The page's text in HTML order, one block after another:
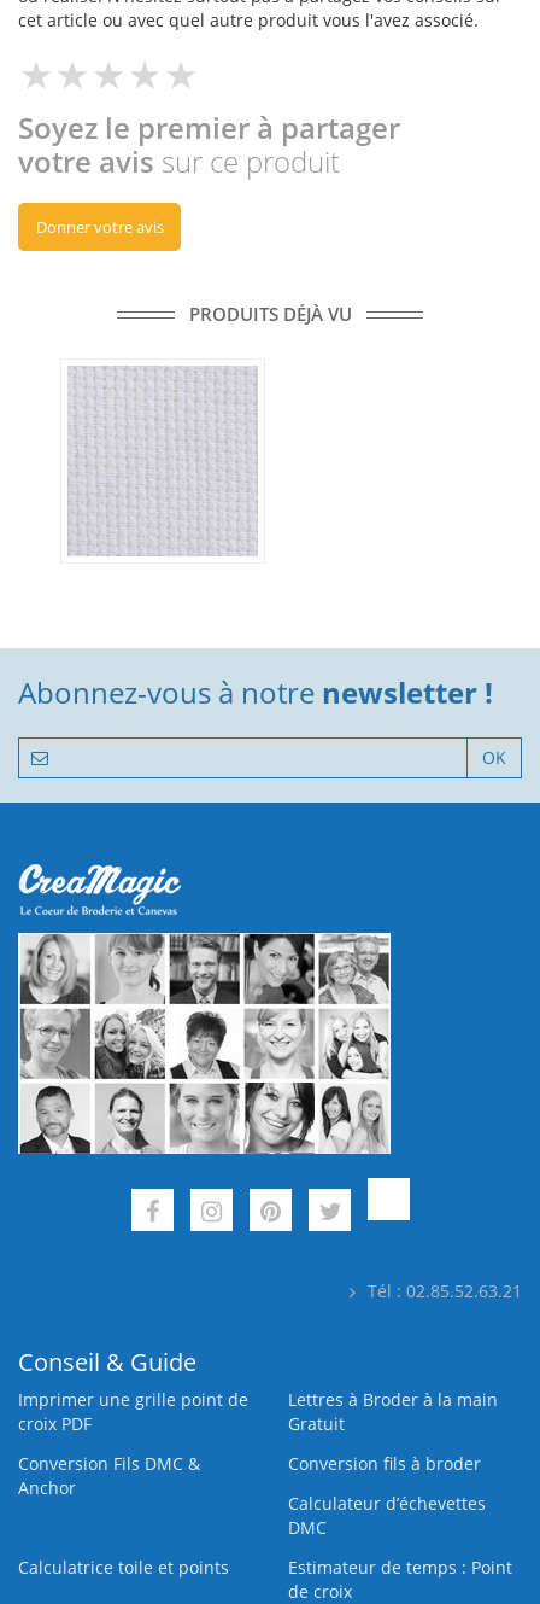
cet article ou avec quel autre produit vous l'avez associé.
Soyez le premier à partager
votre avis sur ce produit
Donner votre avis
PRODUITS DÉJÀ VU
Abonnez-vous à notre newsletter !
OK
Tél : 02.85.52.63.21
Conseil & Guide
Imprimer une grille point de
croix PDF
Lettres à Broder à la main
Gratuit
Conversion Fils DMC &
Anchor
Conversion fils à broder
Calculateur d’échevettes
DMC
Calculatrice toile et points
Estimateur de temps : Point
de croix